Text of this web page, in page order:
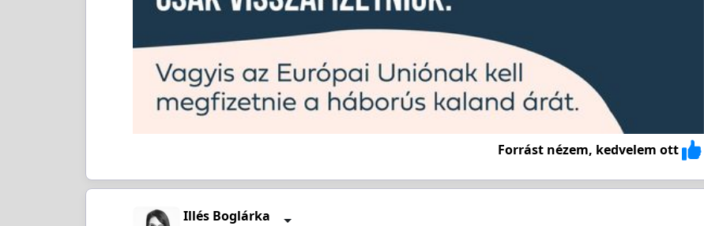
Forrást nézem, kedvelem ott
Illés Boglárka